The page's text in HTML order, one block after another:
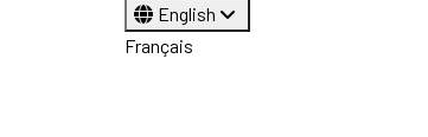
English
Français